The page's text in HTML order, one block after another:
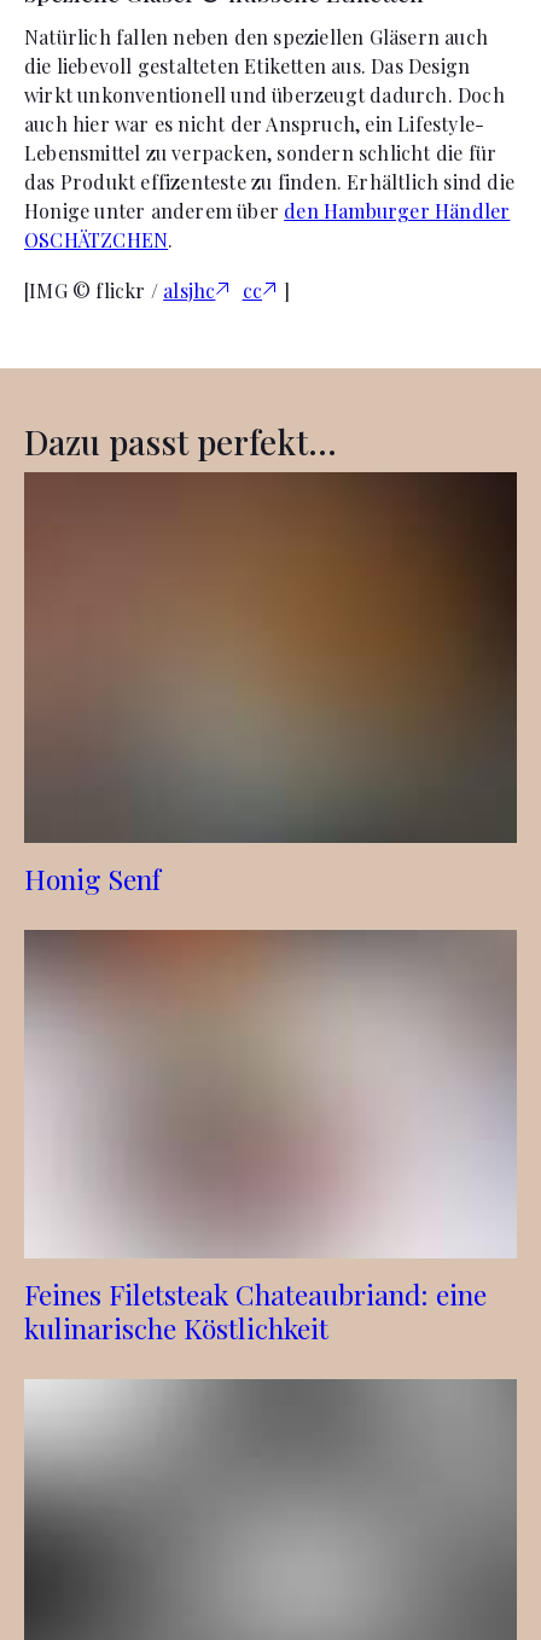
Natürlich fallen neben den speziellen Gläsern auch
die liebevoll gestalteten Etiketten aus. Das Design
wirkt unkonventionell und überzeugt dadurch. Doch
auch hier war es nicht der Anspruch, ein Lifestyle-
Lebensmittel zu verpacken, sondern schlicht die für
das Produkt effizenteste zu finden. Erhältlich sind die
Honige unter anderem über den Hamburger Händler
OSCHÄTZCHEN.
[IMG © flickr / alsjhc cc ]
Dazu passt perfekt...
Honig Senf
Feines Filetsteak Chateaubriand: eine
kulinarische Köstlichkeit